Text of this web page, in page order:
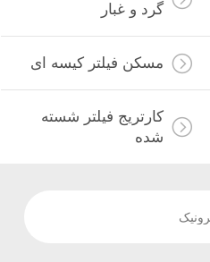
گرد و غبار
مسکن فیلتر کیسه ای
کارتریج فیلتر شسته
شده